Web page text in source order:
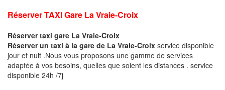
Réserver TAXI Gare La Vraie-Croix
Réserver taxi gare La Vraie-Croix
Réserver un taxi à la gare de La Vraie-Croix service disponible
jour et nuit .Nous vous proposons une gamme de services
adaptée à vos besoins, quelles que soient les distances . service
disponible 24h /7j